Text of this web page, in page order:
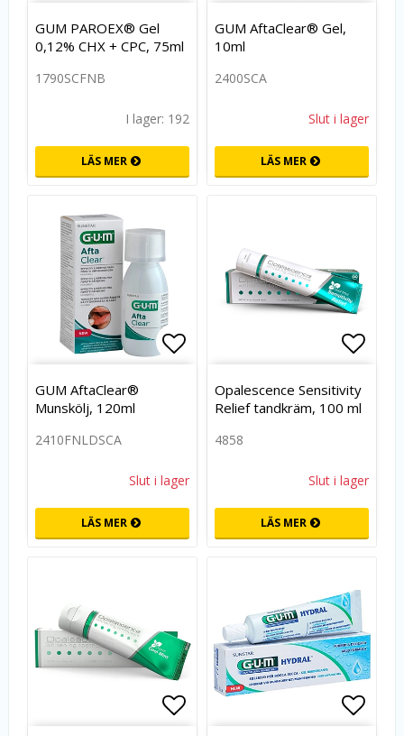
Lägg till i favoritlistan
GUM PAROEX® Gel
0,12% CHX + CPC, 75ml
1790SCFNB
I lager: 192
LÄS MER
GUM AftaClear® Gel,
10ml
2400SCA
Slut i lager
LÄS MER
Lägg till i favoritlistan
GUM AftaClear®
Munskölj, 120ml
2410FNLDSCA
Slut i lager
LÄS MER
Opalescence Sensitivity
Relief tandkräm, 100 ml
4858
Slut i lager
LÄS MER